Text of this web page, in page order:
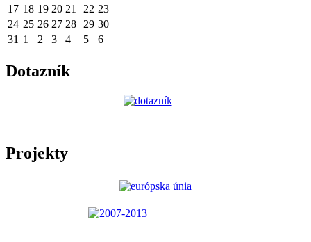
17 18 19 20 21 22 23
24 25 26 27 28 29 30
31 1 2 3 4 5 6
Dotazník
Projekty